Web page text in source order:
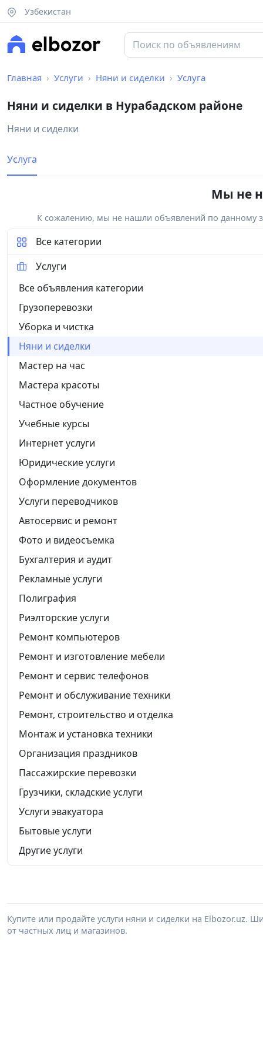
Узбекистан
Главная Услуги Няни и сиделки Услуга
Няни и сиделки в Нурабадском районе
Няни и сиделки
Услуга
Мы не
К сожалению, мы не нашли объявлений по данному
Все категории
Услуги
Все объявления категории
Грузоперевозки
Уборка и чистка
Няни и сиделки
Мастер на час
Мастера красоты
Частное обучение
Учебные курсы
Интернет услуги
Юридические услуги
Оформление документов
Услуги переводчиков
Автосервис и ремонт
Фото и видеосъемка
Бухгалтерия и аудит
Рекламные услуги
Полиграфия
Риэлторские услуги
Ремонт компьютеров
Ремонт и изготовление мебели
Ремонт и сервис телефонов
Ремонт и обслуживание техники
Ремонт, строительство и отделка
Монтаж и установка техники
Организация праздников
Пассажирские перевозки
Грузчики, складские услуги
Услуги эвакуатора
Бытовые услуги
Другие услуги
Купите или продайте услуги няни и сиделки на Elbozor.uz.
от частных лиц и магазинов.